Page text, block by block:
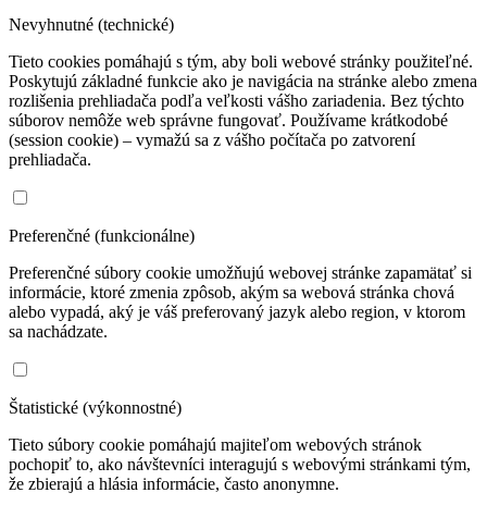
Nevyhnutné (technické)
Tieto cookies pomáhajú s tým, aby boli webové stránky použiteľné.
Poskytujú základné funkcie ako je navigácia na stránke alebo zmena
rozlišenia prehliadača podľa veľkosti vášho zariadenia. Bez týchto
súborov nemôže web správne fungovať. Používame krátkodobé
(session cookie) – vymažú sa z vášho počítača po zatvorení
prehliadača.
Preferenčné (funkcionálne)
Preferenčné súbory cookie umožňujú webovej stránke zapamätať si
informácie, ktoré zmenia zpôsob, akým sa webová stránka chová
alebo vypadá, aký je váš preferovaný jazyk alebo region, v ktorom
sa nachádzate.
Štatistické (výkonnostné)
Tieto súbory cookie pomáhajú majiteľom webových stránok
pochopiť to, ako návštevníci interagujú s webovými stránkami tým,
že zbierajú a hlásia informácie, často anonymne.